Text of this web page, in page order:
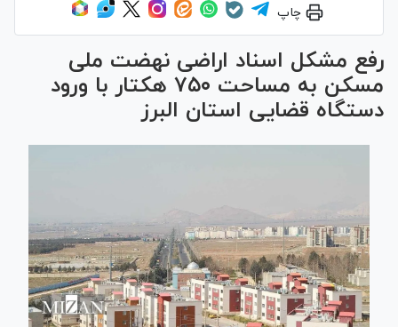
چاپ
رفع مشکل اسناد اراضی نهضت ملی
مسکن به مساحت ۷۵۰ هکتار با ورود
دستگاه قضایی استان البرز